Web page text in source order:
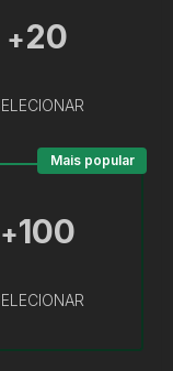
+20
+100
Mais popular